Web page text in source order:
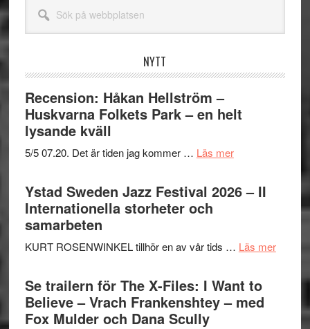
webbplatsen
NYTT
Recension: Håkan Hellström –
Huskvarna Folkets Park – en helt
lysande kväll
5/5 07.20. Det är tiden jag kommer … Läs merom
Håkan
Hellström
Folkets
–
en
Ystad Sweden Jazz Festival 2026 – II
Internationella storheter och
samarbeten
KURT ROSENWINKEL tillhör en av vår tids … Läs merom
Festival
Se trailern för The X-Files: I Want to
Believe – Vrach Frankenshtey – med
Fox Mulder och Dana Scully